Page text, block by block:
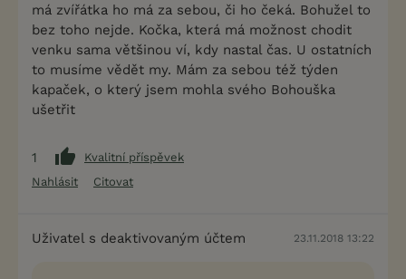
má zvířátka ho má za sebou, či ho čeká. Bohužel to
bez toho nejde. Kočka, která má možnost chodit
venku sama většinou ví, kdy nastal čas. U ostatních
to musíme vědět my. Mám za sebou též týden
kapaček, o který jsem mohla svého Bohouška
ušetřit
1
Kvalitní příspěvek
Nahlásit
Citovat
Uživatel s deaktivovaným účtem 23.11.2018 13:22